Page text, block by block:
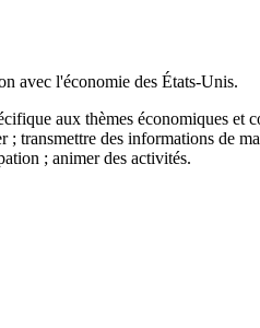
avec l'économie des États-Unis.
aux thèmes économiques
transmettre des informations de
; animer des activités.